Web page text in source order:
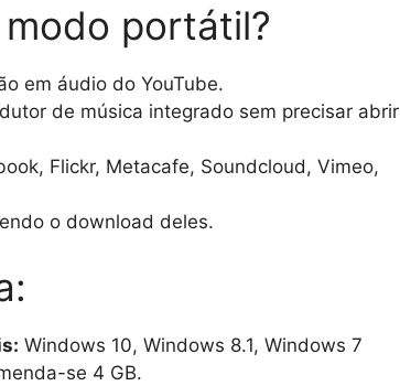
portátil?
em áudio do YouTube.
de música integrado sem precisar abrir
Flickr, Metacafe, Soundcloud, Vimeo,
o download deles.
Windows 10, Windows 8.1, Windows 7
se 4 GB.